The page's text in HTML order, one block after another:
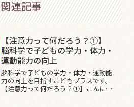
関連記事
【注意力って何だろう？①】
脳科学で子どもの学力・体力・
運動能力の向上
脳科学で子どもの学力・体力・運動能
力の向上を目指すこどもプラスです。
【注意力って何だろう？①】こんにち